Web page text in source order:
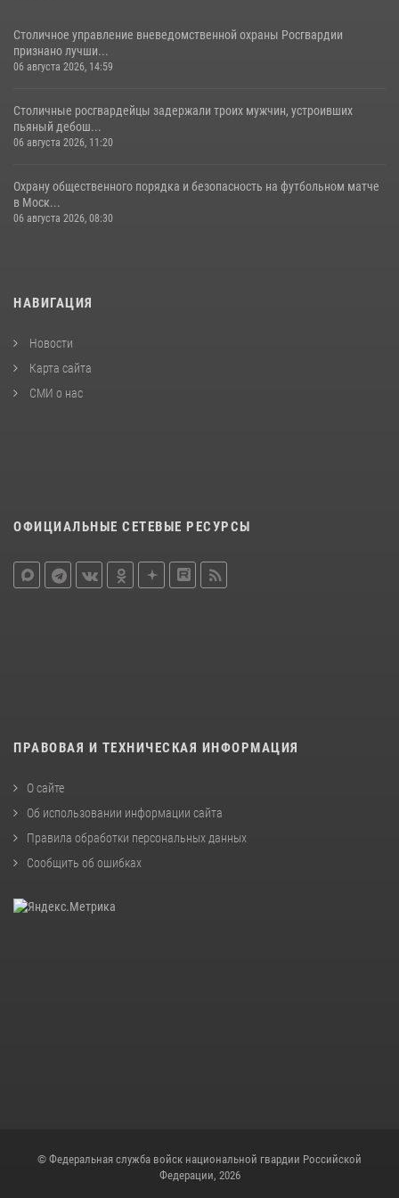
Столичное управление вневедомственной охраны Росгвардии
признано лучши...
06 августа 2026, 14:59
Столичные росгвардейцы задержали троих мужчин, устроивших
пьяный дебош...
06 августа 2026, 11:20
Охрану общественного порядка и безопасность на футбольном матче
в Моск...
06 августа 2026, 08:30
НАВИГАЦИЯ
Новости
Карта сайта
СМИ о нас
ОФИЦИАЛЬНЫЕ СЕТЕВЫЕ РЕСУРСЫ
ПРАВОВАЯ И ТЕХНИЧЕСКАЯ ИНФОРМАЦИЯ
О сайте
Об использовании информации сайта
Правила обработки персональных данных
Сообщить об ошибках
© Федеральная служба войск национальной гвардии Российской
Федерации, 2026